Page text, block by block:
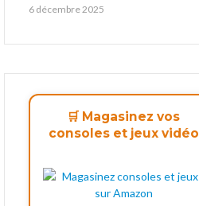
6 décembre 2025
🛒 Magasinez vos
consoles et jeux vidéo